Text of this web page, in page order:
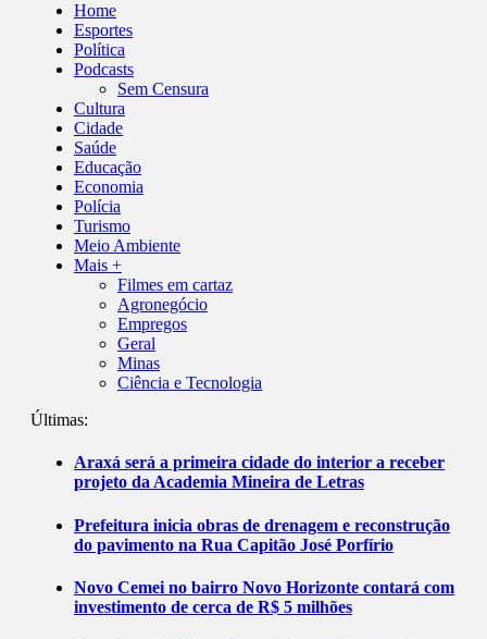
Home
Esportes
Política
Podcasts
Sem Censura
Cultura
Cidade
Saúde
Educação
Economia
Polícia
Turismo
Meio Ambiente
Mais +
Filmes em cartaz
Agronegócio
Empregos
Geral
Minas
Ciência e Tecnologia
Últimas:
Araxá será a primeira cidade do interior a receber
projeto da Academia Mineira de Letras
Prefeitura inicia obras de drenagem e reconstrução
do pavimento na Rua Capitão José Porfírio
Novo Cemei no bairro Novo Horizonte contará com
investimento de cerca de R$ 5 milhões